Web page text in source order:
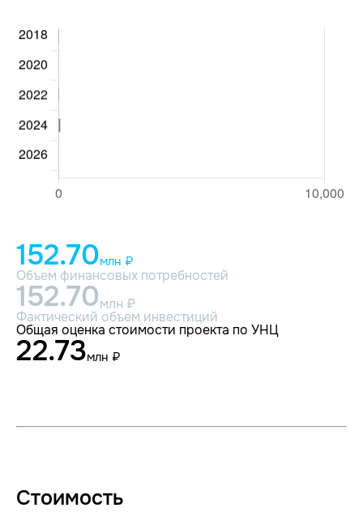
152.70млн ₽
Объем финансовых потребностей
152.70млн ₽
Фактический объем инвестиций
Общая оценка стоимости проекта по УНЦ
22.73млн ₽
Стоимость